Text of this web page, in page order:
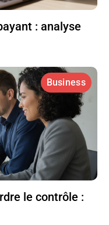
: analyse
Business
le contrôle :